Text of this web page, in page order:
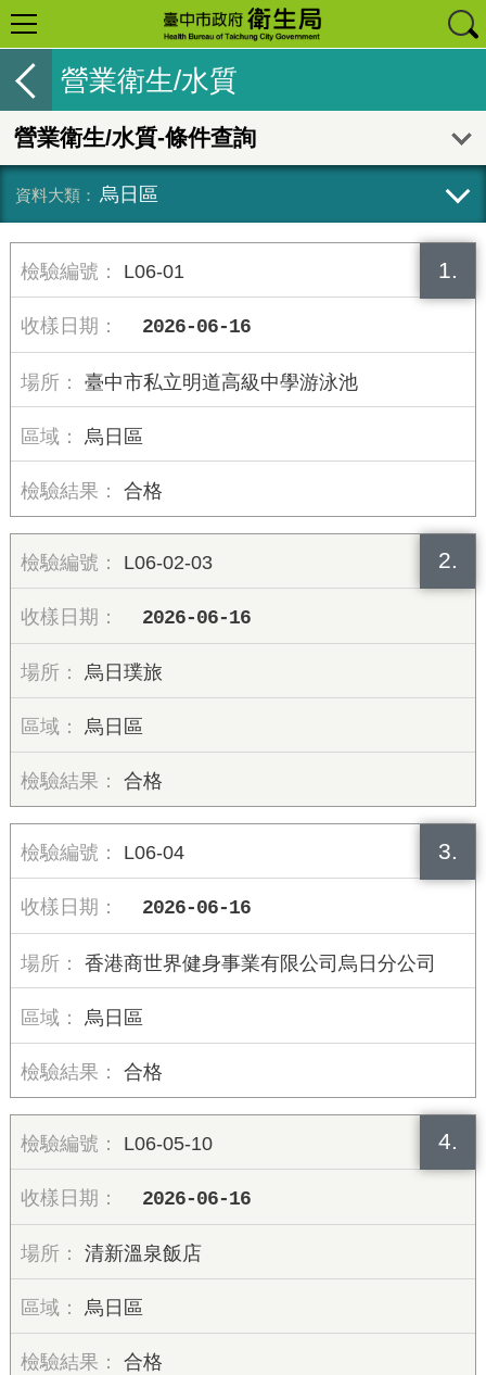
營業衛生/水質
營業衛生/水質-條件查詢
烏日區
1.
L06-01
2026-06-16
臺中市私立明道高級中學游泳池
烏日區
合格
2.
L06-02-03
2026-06-16
烏日璞旅
烏日區
合格
3.
L06-04
2026-06-16
香港商世界健身事業有限公司烏日分公司
烏日區
合格
4.
L06-05-10
2026-06-16
清新溫泉飯店
烏日區
合格